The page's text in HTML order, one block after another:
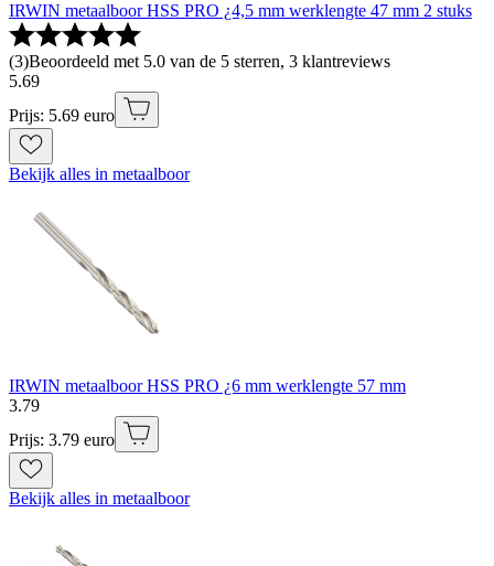
IRWIN metaalboor HSS PRO ¿4,5 mm werklengte 47 mm 2 stuks
(3)Beoordeeld met 5.0 van de 5 sterren, 3 klantreviews
5.69
Prijs: 5.69 euro
Bekijk alles in metaalboor
IRWIN metaalboor HSS PRO ¿6 mm werklengte 57 mm
3.79
Prijs: 3.79 euro
Bekijk alles in metaalboor